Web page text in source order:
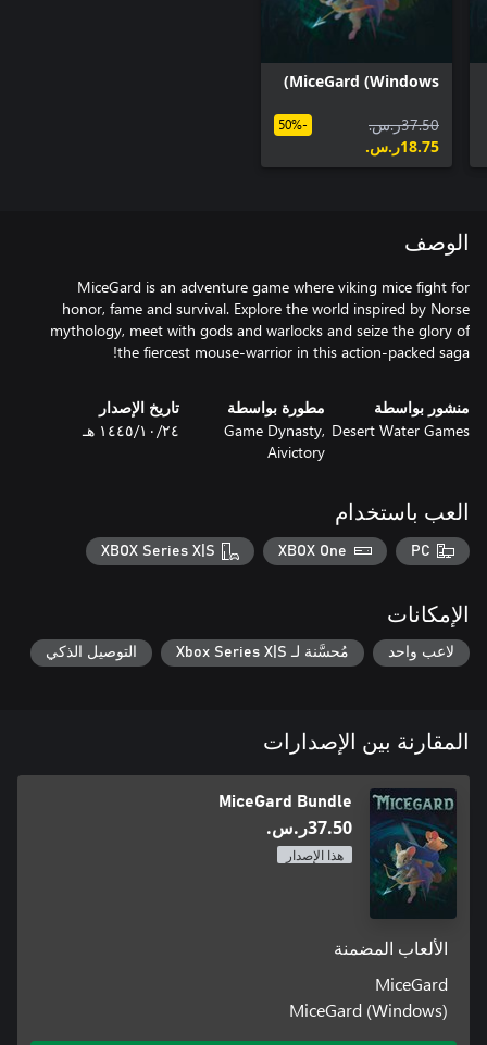
MiceGard (Windows)
‪ر.س.‏‎37.50‬
‪ر.س.‏‎18.75‬
-50%
الوصف
MiceGard is an adventure game where viking mice fight for
honor, fame and survival. Explore the world inspired by Norse
mythology, meet with gods and warlocks and seize the glory of
the fiercest mouse-warrior in this action-packed saga!
منشور بواسطة
Desert Water Games
مطورة بواسطة
Game Dynasty,
Aivictory
تاريخ الإصدار
٢٤‏/١٠‏/١٤٤٥ هـ
العب باستخدام
PC
XBOX One
XBOX Series X|S
الإمكانات
لاعب واحد مُحسَّنة لـ Xbox Series X|S التوصيل الذكي
المقارنة بين الإصدارات
MiceGard Bundle
‪ر.س.‏‎37.50‬
هذا الإصدار
الألعاب المضمنة
MiceGard
MiceGard (Windows)